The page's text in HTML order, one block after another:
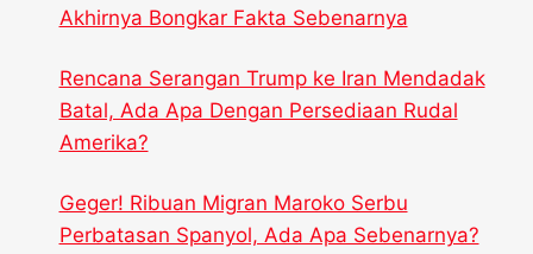
Akhirnya Bongkar Fakta Sebenarnya
Rencana Serangan Trump ke Iran Mendadak
Batal, Ada Apa Dengan Persediaan Rudal
Amerika?
Geger! Ribuan Migran Maroko Serbu
Perbatasan Spanyol, Ada Apa Sebenarnya?